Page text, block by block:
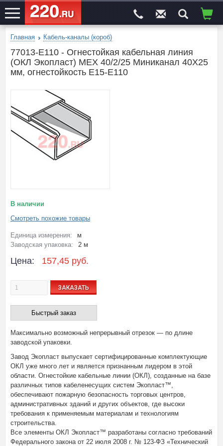
ЭЛЕКТРОСАЙТ№1
Главная Кабель-каналы (короб)
77013-E110 - Огнестойкая кабельная линия
(ОКЛ Экопласт) МЕХ 40/2/25 Миниканал 40Х25
мм, огнестойкость E15-E110
В наличии
Смотреть похожие товары
Единица измерения:
м
Заводская упаковка:
2 м
Цена: 157,45 руб.
ЗАКАЗАТЬ
Быстрый заказ
Максимально возможный непрерывный отрезок — по длине
заводской упаковки.
Завод Экопласт выпускает сертифицированные комплектующие
ОКЛ уже много лет и является признанным лидером в этой
области. Огнестойкие кабельные линии (ОКЛ), созданные на базе
различных типов кабеленесущих систем Экопласт™,
обеспечивают пожарную безопасность торговых центров,
административных зданий и других объектов, где высоки
требования к применяемым материалам и технологиям
строительства.
Все элементы ОКЛ Экопласт™ разработаны согласно требований
Федерального закона от 22 июля 2008 г. № 123-ФЗ «Технический